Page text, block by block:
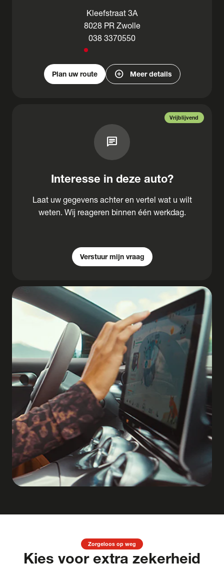
Kleefstraat 3A
8028 PR Zwolle
038 3370550
Plan uw route add_circle Meer details
Vrijblijvend
chat
Interesse in deze auto?
Laat uw gegevens achter en vertel wat u wilt
weten. Wij reageren binnen één werkdag.
Verstuur mijn vraag
Zorgeloos op weg
Kies voor extra zekerheid